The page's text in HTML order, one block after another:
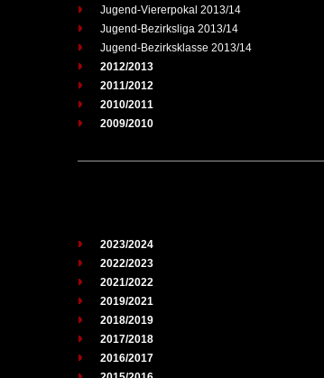
Jugend-Viererpokal 2013/14
Jugend-Bezirksliga 2013/14
Jugend-Bezirksklasse 2013/14
2012/2013
2011/2012
2010/2011
2009/2010
2023/2024
2022/2023
2021/2022
2019/2021
2018/2019
2017/2018
2016/2017